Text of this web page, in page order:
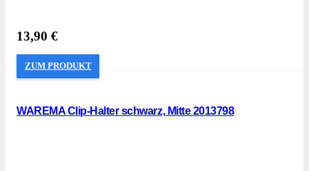
13,90 €
ZUM PRODUKT
WAREMA Clip-Halter schwarz, Mitte 2013798